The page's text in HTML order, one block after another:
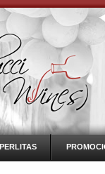
PERLITAS